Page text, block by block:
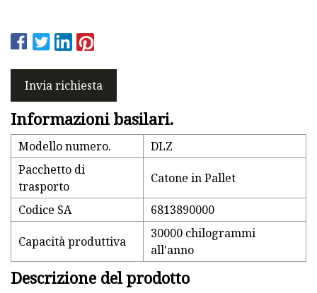
Invia richiesta
Informazioni basilari.
Modello numero.
DLZ
Pacchetto di
trasporto
Catone in Pallet
Codice SA 6813890000
Capacità produttiva
30000 chilogrammi
all'anno
Descrizione del prodotto